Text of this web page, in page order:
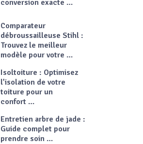
conversion exacte …
Comparateur
débroussailleuse Stihl :
Trouvez le meilleur
modèle pour votre …
Isoltoiture : Optimisez
l’isolation de votre
toiture pour un
confort …
Entretien arbre de jade :
Guide complet pour
prendre soin …